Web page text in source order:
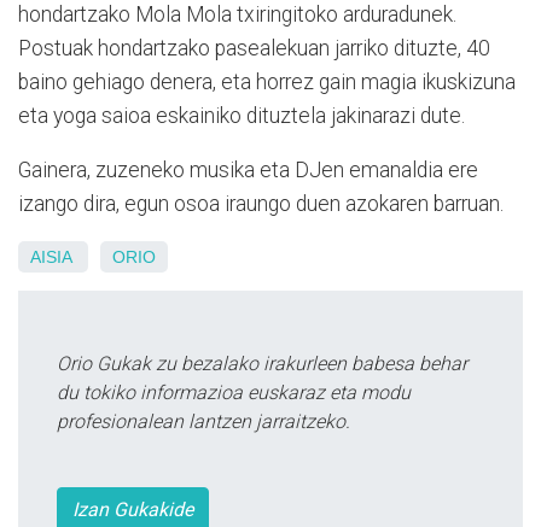
hondartzako Mola Mola txiringitoko arduradunek.
Postuak hondartzako pasealekuan jarriko dituzte, 40
baino gehiago denera, eta horrez gain magia ikuskizuna
eta yoga saioa eskainiko dituztela jakinarazi dute.
Gainera, zuzeneko musika eta DJen emanaldia ere
izango dira, egun osoa iraungo duen azokaren barruan.
AISIA ORIO
Orio Gukak zu bezalako irakurleen babesa behar
du tokiko informazioa euskaraz eta modu
profesionalean lantzen jarraitzeko.
Izan Gukakide